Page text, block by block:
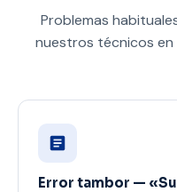
Problemas
nuestros técnicos en
Error tambor —